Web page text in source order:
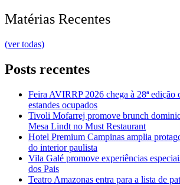
Matérias Recentes
(ver todas)
Posts recentes
Feira AVIRRP 2026 chega à 28ª edição
estandes ocupados
Tivoli Mofarrej promove brunch
Mesa Lindt no Must Restaurant
Hotel Premium Campinas amplia
do interior paulista
Vila Galé promove experiências
dos Pais
Teatro Amazonas entra para a lista de